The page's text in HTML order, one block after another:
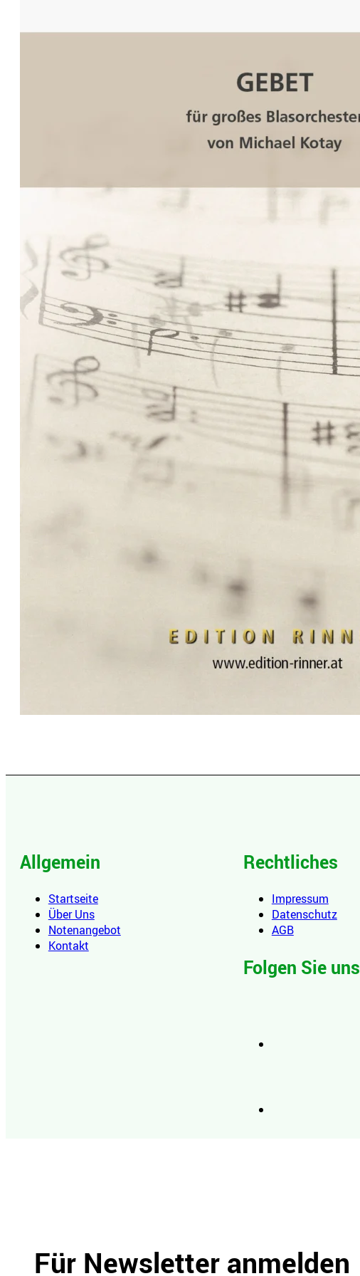
Allgemein
Startseite
Über Uns
Notenangebot
Kontakt
Rechtliches
Impressum
Datenschutz
AGB
Folgen Sie uns
Für Newsletter anmelden